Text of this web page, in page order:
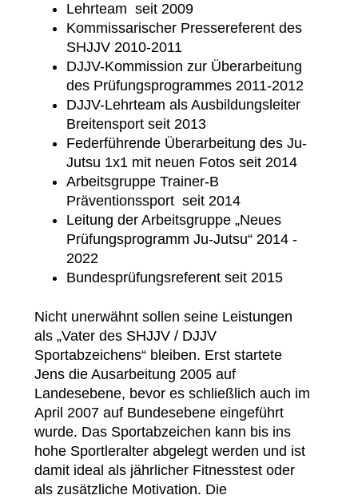
Lehrteam seit 2009
Kommissarischer Pressereferent des
SHJJV 2010-2011
DJJV-Kommission zur Überarbeitung
des Prüfungsprogrammes 2011-2012
DJJV-Lehrteam als Ausbildungsleiter
Breitensport seit 2013
Federführende Überarbeitung des Ju-
Jutsu 1x1 mit neuen Fotos seit 2014
Arbeitsgruppe Trainer-B
Präventionssport seit 2014
Leitung der Arbeitsgruppe „Neues
Prüfungsprogramm Ju-Jutsu“ 2014 -
2022
Bundesprüfungsreferent seit 2015
Nicht unerwähnt sollen seine Leistungen
als „Vater des SHJJV / DJJV
Sportabzeichens“ bleiben. Erst startete
Jens die Ausarbeitung 2005 auf
Landesebene, bevor es schließlich auch im
April 2007 auf Bundesebene eingeführt
wurde. Das Sportabzeichen kann bis ins
hohe Sportleralter abgelegt werden und ist
damit ideal als jährlicher Fitnesstest oder
als zusätzliche Motivation. Die